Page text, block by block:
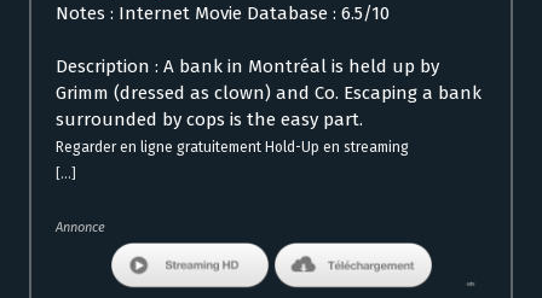
Notes : Internet Movie Database : 6.5/10
Description : A bank in Montréal is held up by
Grimm (dressed as clown) and Co. Escaping a bank
surrounded by cops is the easy part.
Regarder en ligne gratuitement Hold-Up en streaming
[...]
Annonce